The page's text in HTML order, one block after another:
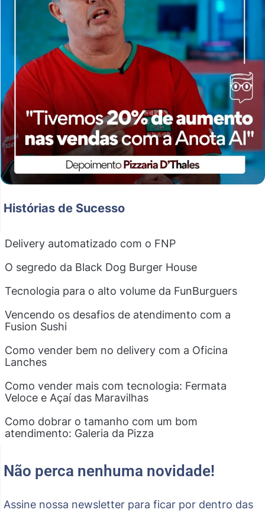
Histórias de Sucesso
Delivery automatizado com o FNP
O segredo da Black Dog Burger House
Tecnologia para o alto volume da FunBurguers
Vencendo os desafios de atendimento com a
Fusion Sushi
Como vender bem no delivery com a Oficina
Lanches
Como vender mais com tecnologia: Fermata
Veloce e Açaí das Maravilhas
Como dobrar o tamanho com um bom
atendimento: Galeria da Pizza
Não perca nenhuma novidade!
Assine nossa newsletter para ficar por dentro das